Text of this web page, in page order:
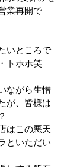
業再開で
いところで
トホホ笑
ながら生憎
が、皆様は
はこの悪天
といただい